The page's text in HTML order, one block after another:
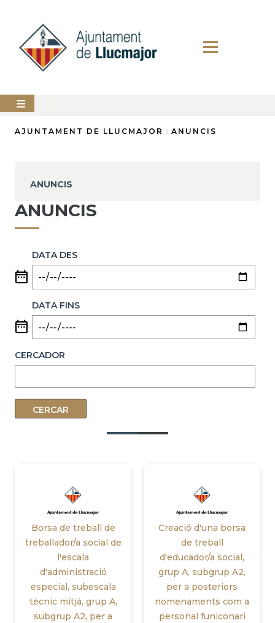
contingut
AJUNTAMENT
SERVEIS
MUNICIPALS
PERFIL
CONTRACTANT
ANUNCIS
AJUNTAMENT DE LLUCMAJOR ANUNCIS
ANUNCIS
ANUNCIS
DATA DES
DATA FINS
CERCADOR
Borsa de treball de
treballador/a social de
l'escala
d'administració
especial, subescala
tècnic mitjà, grup A,
subgrup A2, per a
Creació d'una borsa
de treball
d'educador/a social,
grup A, subgrup A2,
per a posteriors
nomenaments com a
personal funiconari